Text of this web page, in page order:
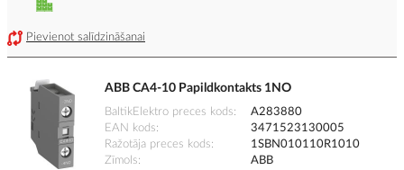
Pievienot salīdzināšanai
ABB CA4-10 Papildkontakts 1NO
BaltikElektro preces kods
A283880
EAN kods
3471523130005
Ražotāja preces kods
1SBN010110R1010
Zīmols
ABB